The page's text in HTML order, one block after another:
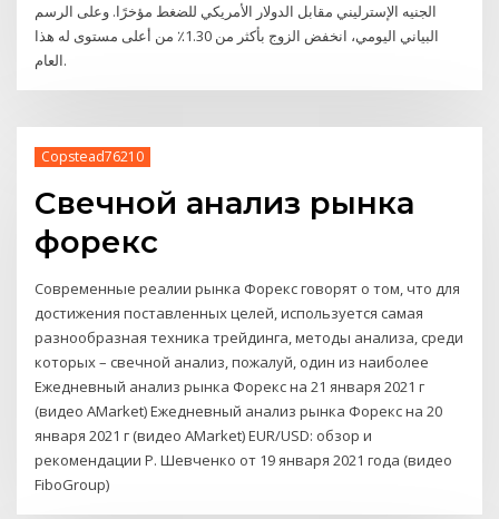
الجنيه الإسترليني مقابل الدولار الأمريكي للضغط مؤخرًا. وعلى الرسم
البياني اليومي، انخفض الزوج بأكثر من 1.30٪ من أعلى مستوى له هذا
العام.
Copstead76210
Свечной анализ рынка
форекс
Современные реалии рынка Форекс говорят о том, что для
достижения поставленных целей, используется самая
разнообразная техника трейдинга, методы анализа, среди
которых – свечной анализ, пожалуй, один из наиболее
Ежедневный анализ рынка Форекс на 21 января 2021 г
(видео AMarket) Ежедневный анализ рынка Форекс на 20
января 2021 г (видео AMarket) EUR/USD: обзор и
рекомендации Р. Шевченко от 19 января 2021 года (видео
FiboGroup)